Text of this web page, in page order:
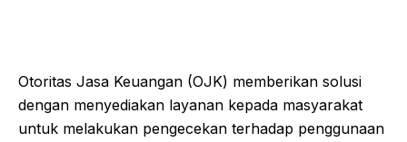
Otoritas Jasa Keuangan (OJK) memberikan solusi
dengan menyediakan layanan kepada masyarakat
untuk melakukan pengecekan terhadap penggunaan